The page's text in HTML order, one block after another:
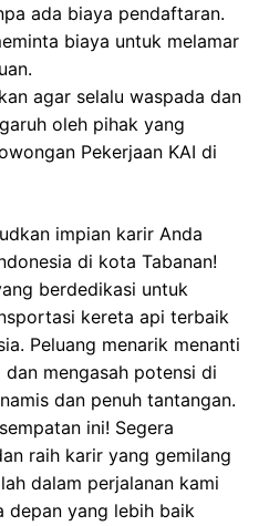
ada biaya pendaftaran.
biaya untuk melamar
agar selalu waspada dan
oleh pihak yang
Pekerjaan KAI di
impian karir Anda
di kota Tabanan!
berdedikasi untuk
kereta api terbaik
Peluang menarik menanti
mengasah potensi di
dan penuh tantangan.
ini! Segera
raih karir yang gemilang
dalam perjalanan kami
depan yang lebih baik